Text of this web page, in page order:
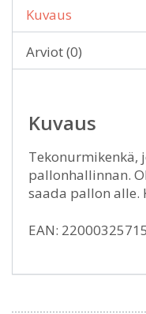
Kuvaus
Arviot (0)
Kuvaus
Tekonurmikenkä,
pallonhallinnan.
saada pallon alle.
EAN: